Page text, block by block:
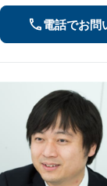
電話でお問